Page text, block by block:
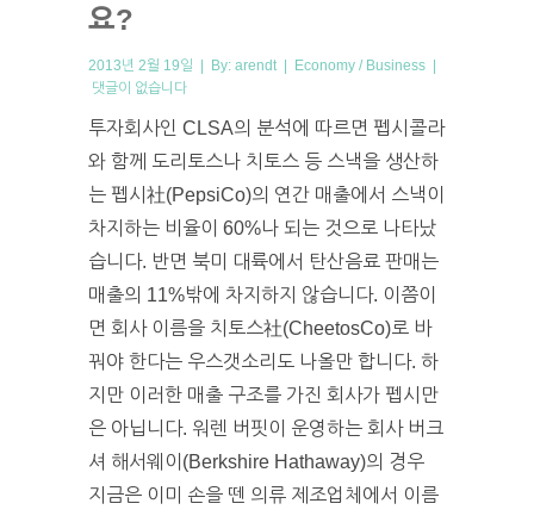
요?
2013년 2월 19일 | By: arendt | Economy / Business |
댓글이 없습니다
투자회사인 CLSA의 분석에 따르면 펩시콜라
와 함께 도리토스나 치토스 등 스낵을 생산하
는 펩시社(PepsiCo)의 연간 매출에서 스낵이
차지하는 비율이 60%나 되는 것으로 나타났
습니다. 반면 북미 대륙에서 탄산음료 판매는
매출의 11%밖에 차지하지 않습니다. 이쯤이
면 회사 이름을 치토스社(CheetosCo)로 바
꿔야 한다는 우스갯소리도 나올만 합니다. 하
지만 이러한 매출 구조를 가진 회사가 펩시만
은 아닙니다. 워렌 버핏이 운영하는 회사 버크
셔 해서웨이(Berkshire Hathaway)의 경우
지금은 이미 손을 뗀 의류 제조업체에서 이름